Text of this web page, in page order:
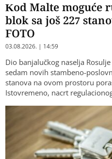
Kod Malte moguće
blok sa još 227
FOTO
03.08.2026. | 14:59
Dio banjalučkog naselja
sedam novih stambeno-
stanova na ovom prostoru
Istovremeno, nacrt